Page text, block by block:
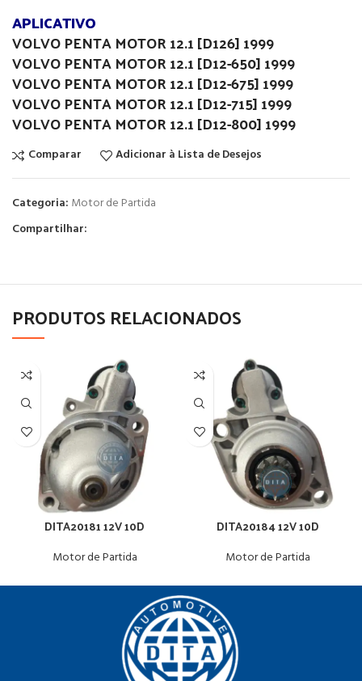
APLICATIVO
VOLVO PENTA MOTOR 12.1 [D126] 1999
VOLVO PENTA MOTOR 12.1 [D12-650] 1999
VOLVO PENTA MOTOR 12.1 [D12-675] 1999
VOLVO PENTA MOTOR 12.1 [D12-715] 1999
VOLVO PENTA MOTOR 12.1 [D12-800] 1999
Comparar Adicionar à Lista de Desejos
Categoria: Motor de Partida
Compartilhar:
PRODUTOS RELACIONADOS
DITA20181 12V 10D
Motor de Partida
DITA20184 12V 10D
Motor de Partida